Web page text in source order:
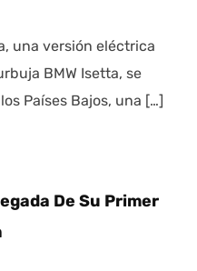
una versión eléctrica
BMW Isetta, se
Países Bajos, una […]
De Su Primer